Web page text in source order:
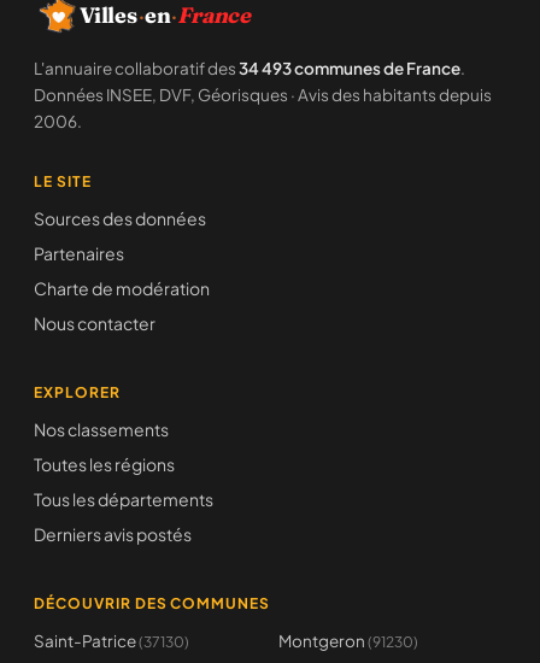
Villes·en·France
L'annuaire collaboratif des34 493 communes de France.
Données INSEE, DVF, Géorisques · Avis des habitants depuis
2006.
LE SITE
Sources des données
Partenaires
Charte de modération
Nous contacter
EXPLORER
Nos classements
Toutes les régions
Tous les départements
Derniers avis postés
DÉCOUVRIR DES COMMUNES
Saint-Patrice(37130) Montgeron (91230)